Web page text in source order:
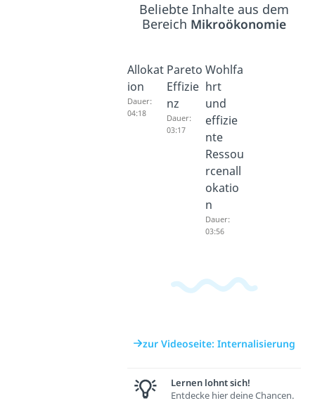
Beliebte Inhalte aus dem
Bereich Mikroökonomie
Allokat
ion
Dauer:
04:18
Pareto
Effizie
nz
Dauer:
03:17
Wohlfa
hrt
und
effizie
nte
Ressou
rcenall
okatio
n
Dauer:
03:56
zur Videoseite: Internalisierung
Lernen lohnt sich!
Entdecke hier deine Chancen.